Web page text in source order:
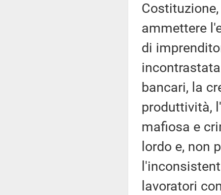
ammettere
di
bancari, la
produttività,
mafiosa e
lordo e, non
lavoratori